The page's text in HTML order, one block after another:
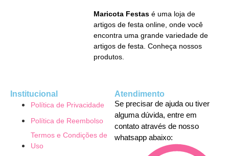
Maricota Festas é uma loja de
artigos de festa online, onde você
encontra uma grande variedade de
artigos de festa. Conheça nossos
produtos.
Institucional
Política de Privacidade
Política de Reembolso
Termos e Condições de
Uso
Atendimento
Se precisar de ajuda ou tiver
alguma dúvida, entre em
contato através de nosso
whatsapp abaixo: